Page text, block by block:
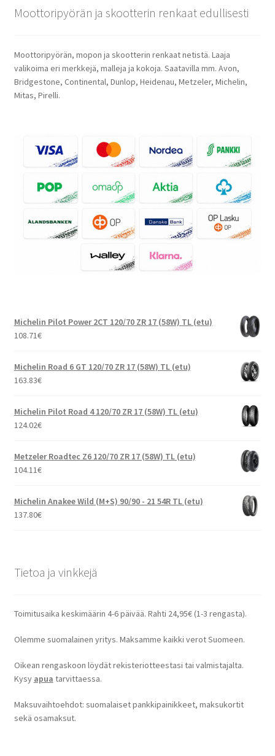
Moottoripyörän ja skootterin renkaat edullisesti
Moottoripyörän, mopon ja skootterin renkaat netistä. Laaja
valikoima eri merkkejä, malleja ja kokoja. Saatavilla mm. Avon,
Bridgestone, Continental, Dunlop, Heidenau, Metzeler, Michelin,
Mitas, Pirelli.
Michelin Pilot Power 2CT 120/70 ZR 17 (58W) TL (etu)
108.71€
Michelin Road 6 GT 120/70 ZR 17 (58W) TL (etu)
163.83€
Michelin Pilot Road 4 120/70 ZR 17 (58W) TL (etu)
124.02€
Metzeler Roadtec Z6 120/70 ZR 17 (58W) TL (etu)
104.11€
Michelin Anakee Wild (M+S) 90/90 - 21 54R TL (etu)
137.80€
Tietoa ja vinkkejä
Toimitusaika keskimäärin 4-6 päivää. Rahti 24,95€ (1-3 rengasta).
Olemme suomalainen yritys. Maksamme kaikki verot Suomeen.
Oikean rengaskoon löydät rekisteriotteestasi tai valmistajalta.
Kysy apua tarvittaessa.
Maksuvaihtoehdot: suomalaiset pankkipainikkeet, maksukortit
sekä osamaksut.